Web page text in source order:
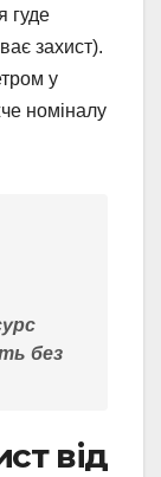
гуде
захист).
у
номіналу
без
від